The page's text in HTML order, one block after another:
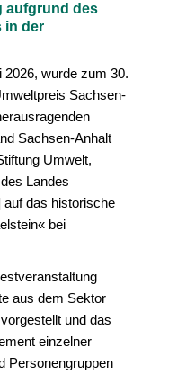
aufgrund des
in der
2026, wurde zum 30.
Sachsen-
Sachsen-Anhalt
Umwelt,
Landes
das historische
bei
aus dem Sektor
und das
einzelner
Personengruppen